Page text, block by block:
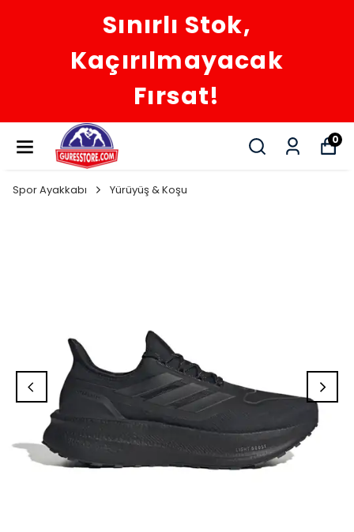
Sınırlı Stok,
Kaçırılmayacak
Fırsat!
0
Spor Ayakkabı Yürüyüş & Koşu